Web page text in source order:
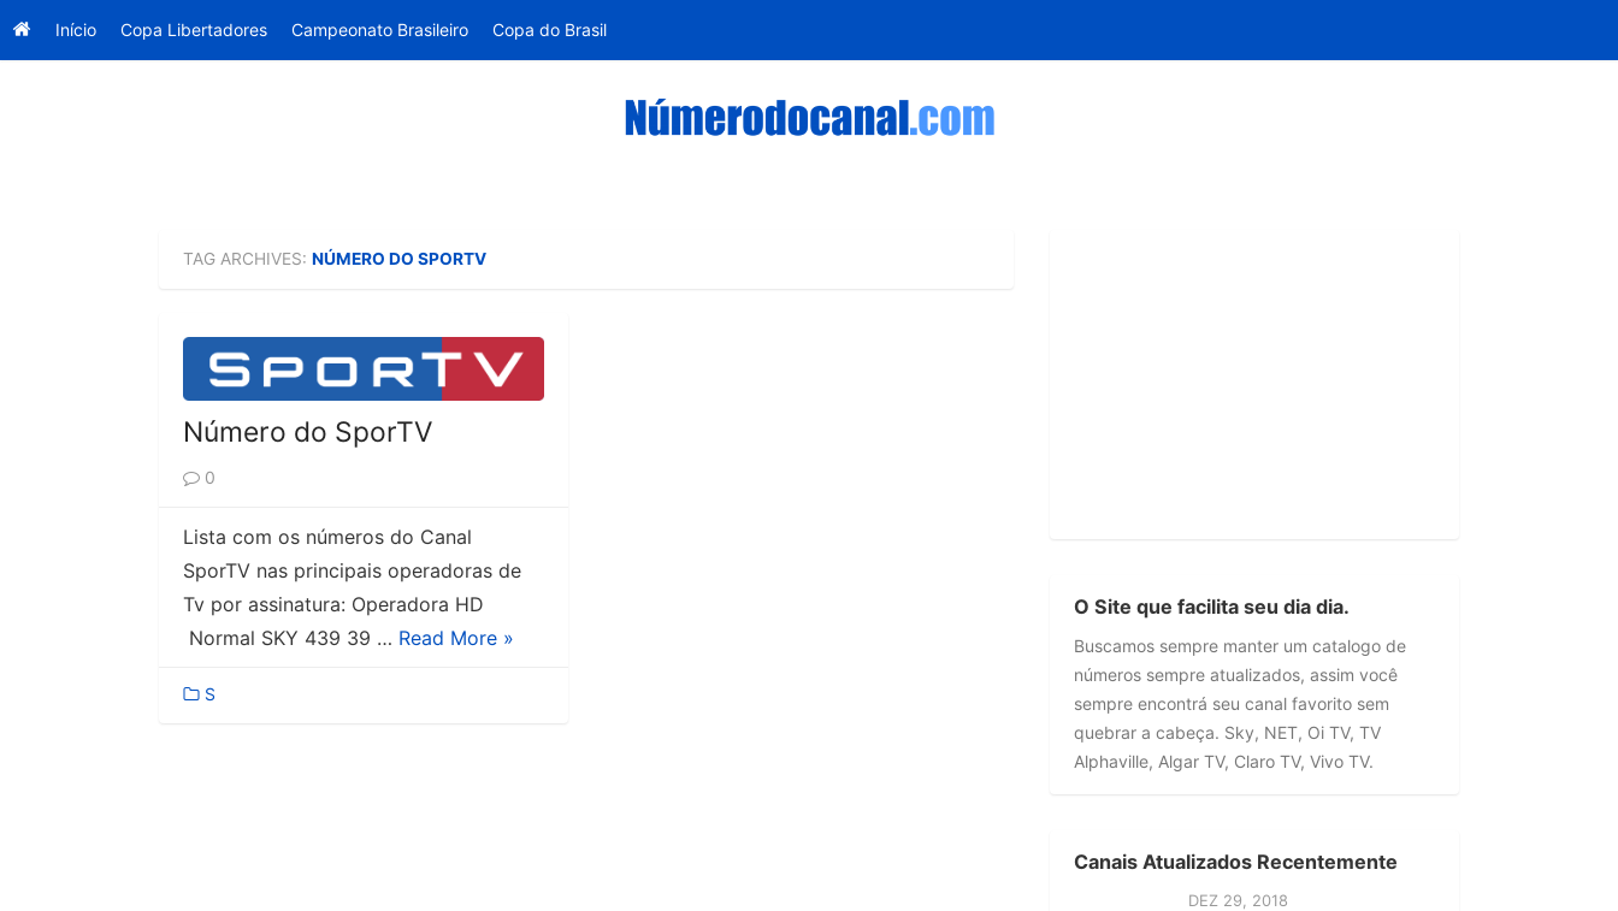
Início Copa Libertadores Campeonato Brasileiro Copa do Brasil
TAG ARCHIVES: NÚMERO DO SPORTV
Número do SporTV
0
Lista com os números do Canal
SporTV nas principais operadoras de
Tv por assinatura: Operadora HD
Normal SKY 439 39 … Read More »
S
O Site que facilita seu dia dia.
Buscamos sempre manter um catalogo de
números sempre atualizados, assim você
sempre encontrá seu canal favorito sem
quebrar a cabeça. Sky, NET, Oi TV, TV
Alphaville, Algar TV, Claro TV, Vivo TV.
Canais Atualizados Recentemente
DEZ 29, 2018